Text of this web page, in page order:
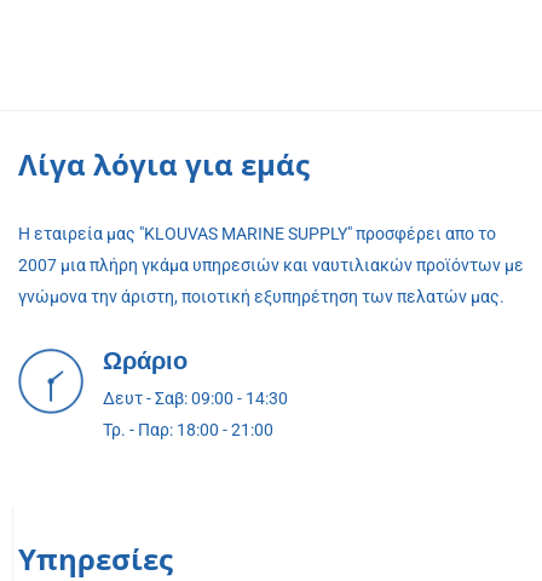
Λίγα λόγια για εμάς
Η εταιρεία μας "KLOUVAS MARINE SUPPLY" προσφέρει απο το
2007 μια πλήρη γκάμα υπηρεσιών και ναυτιλιακών προϊόντων με
γνώμονα την άριστη, ποιοτική εξυπηρέτηση των πελατών μας.
Ωράριο
Δευτ - Σαβ: 09:00 - 14:30
Τρ. - Παρ: 18:00 - 21:00
Υπηρεσίες